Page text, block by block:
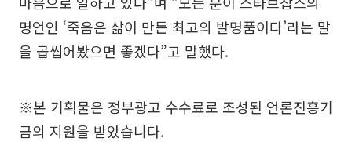
명언인 ‘죽음은 삶이 만든 최고의 발명품이다’라는 말
을 곱씹어봤으면 좋겠다”고 말했다.
※본 기획물은 정부광고 수수료로 조성된 언론진흥기
금의 지원을 받았습니다.